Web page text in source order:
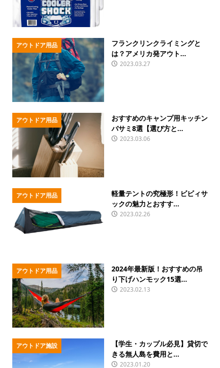
アウトドア用品
フランクリンクライミングと
は？アメリカ発アウト...
2023.03.27
アウトドア用品
おすすめのキャンプ用キッチン
バサミ8選【選び方と...
2023.03.06
アウトドア用品
軽量テントの究極形！ビビィサ
ックの魅力とおすす...
2023.02.26
アウトドア用品
2024年最新版！おすすめの吊
り下げハンモック15選...
2023.02.13
アウトドア施設
【学生・カップル必見】貸切で
きる無人島を費用と...
2023.01.20